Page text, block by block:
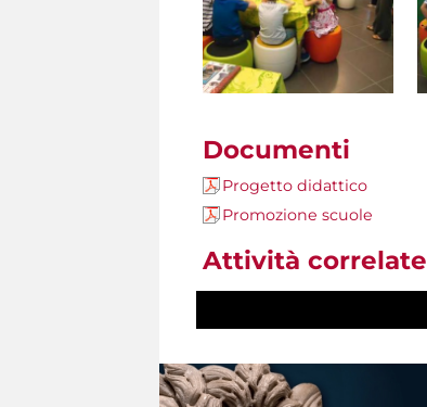
Documenti
Progetto didattico
Promozione scuole
Attività correlate